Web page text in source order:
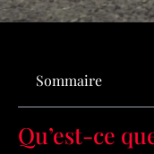
Sommaire
Qu’est-ce